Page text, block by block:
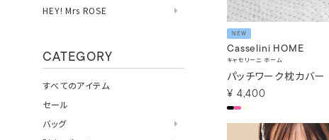
NEW
Casselini HOME
キャセリーニ ホーム
パッチワーク枕カバー
¥ 4,400
HEY! Mrs ROSE
CATEGORY
すべてのアイテム
セール
バッグ